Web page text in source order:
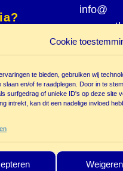
Cookie
te bieden, gebruiken wij
slaan en/of te raadplegen. Door in te
surfgedrag of unieke ID's op deze site
intrekt, kan dit een nadelige invloed
Weigeren
info@